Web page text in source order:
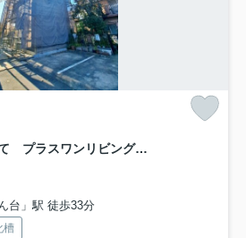
越谷市南荻島新築戸建て プラスワンリビングのある家
台」駅 徒歩33分
槽